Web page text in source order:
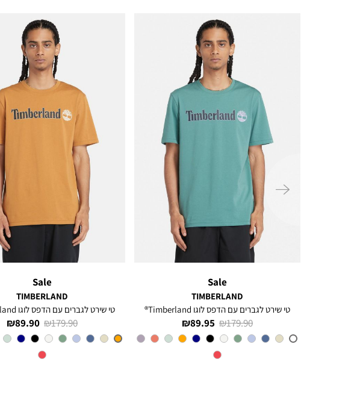
ימינה
Sale
TIMBERLAND
טי שירט לגברים עם הדפס לוגו Timberland®
מחיר
מוצר
89.95 ₪
מחיר
רגיל
179.90 ₪
צבע
CL6
Sale
TIMBERLAND
טי שירט לגברים עם הדפס לוגו Timberland®
מחיר
מוצר
89.90 ₪
מחיר
רגיל
179.90 ₪
צבע
Orange